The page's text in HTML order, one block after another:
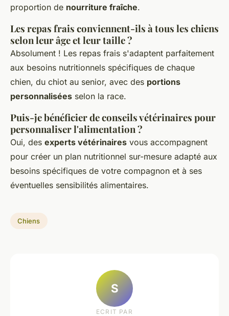
proportion de nourriture fraîche.
Les repas frais conviennent-ils à tous les chiens
selon leur âge et leur taille ?
Absolument ! Les repas frais s'adaptent parfaitement
aux besoins nutritionnels spécifiques de chaque
chien, du chiot au senior, avec des portions
personnalisées selon la race.
Puis-je bénéficier de conseils vétérinaires pour
personnaliser l'alimentation ?
Oui, des experts vétérinaires vous accompagnent
pour créer un plan nutritionnel sur-mesure adapté aux
besoins spécifiques de votre compagnon et à ses
éventuelles sensibilités alimentaires.
Chiens
S
ECRIT PAR